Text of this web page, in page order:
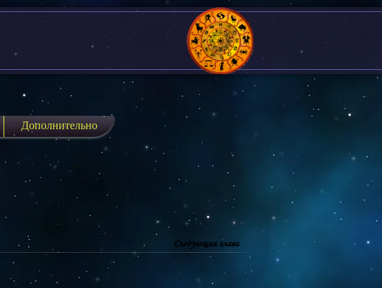
Дополнительно
Следующая глава